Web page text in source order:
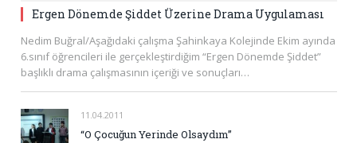
Ergen Dönemde Şiddet Üzerine Drama Uygulaması
Nedim Buğral/Aşağıdaki çalışma Şahinkaya Kolejinde Ekim ayında
6.sınıf öğrencileri ile gerçekleştirdiğim “Ergen Dönemde Şiddet”
başlıklı drama çalışmasının içeriği ve sonuçları…
11.04.2011
“O Çocuğun Yerinde Olsaydım”